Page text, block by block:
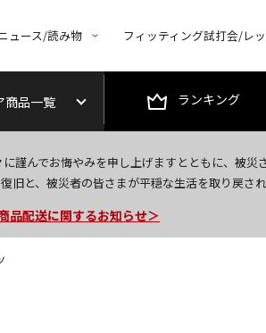
ュース/読み物 フィッティング試打会/レ
商品一覧 ランキング
謹んでお悔やみを申し上げますとともに、被災
旧と、被災者の皆さまが平穏な生活を取り戻さ
ら新規会員登録で1,000円OFFクーポンプレ
品配送に関するお知らせ＞
季休暇中のご注文・発送・お問い合わせ＞